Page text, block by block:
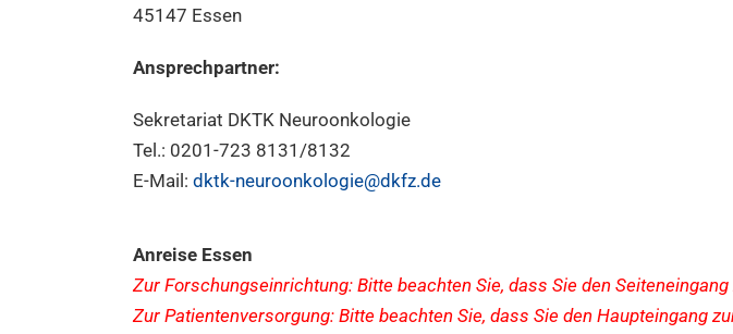
45147 Essen
Ansprechpartner:
Sekretariat DKTK Neuroonkologie
Tel.: 0201-723 8131/8132
E-Mail: dktk-neuroonkologie@dkfz.de
Anreise Essen
Zur Forschungseinrichtung: Bitte beachten Sie, dass Sie den
Zur Patientenversorgung: Bitte beachten Sie, dass Sie den Haupteingang